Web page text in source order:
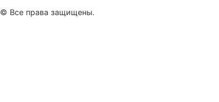
© Все права защищены.